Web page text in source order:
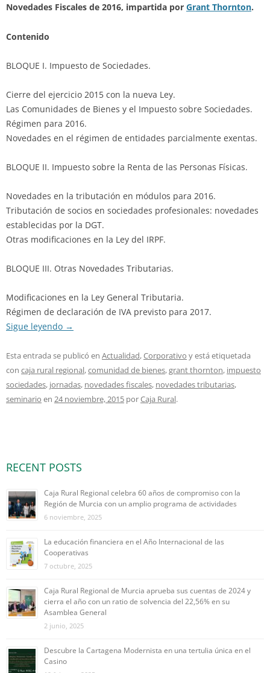
Novedades Fiscales de 2016, impartida por Grant Thornton.
Contenido
BLOQUE I. Impuesto de Sociedades.
Cierre del ejercicio 2015 con la nueva Ley.
Las Comunidades de Bienes y el Impuesto sobre Sociedades.
Régimen para 2016.
Novedades en el régimen de entidades parcialmente exentas.
BLOQUE II. Impuesto sobre la Renta de las Personas Físicas.
Novedades en la tributación en módulos para 2016.
Tributación de socios en sociedades profesionales: novedades
establecidas por la DGT.
Otras modificaciones en la Ley del IRPF.
BLOQUE III. Otras Novedades Tributarias.
Modificaciones en la Ley General Tributaria.
Régimen de declaración de IVA previsto para 2017.
Sigue leyendo →
Esta entrada se publicó en Actualidad,Corporativo y está etiquetada
con caja rural regional,comunidad de bienes,grant thornton, impuesto
sociedades, jornadas, novedades fiscales, novedades tributarias,
seminario en 24 noviembre, 2015 porCaja Rural.
RECENT POSTS
Caja Rural Regional celebra 60 años de compromiso con la
Región de Murcia con un amplio programa de actividades
6 noviembre, 2025
La educación financiera en el Año Internacional de las
Cooperativas
7 octubre, 2025
Caja Rural Regional de Murcia aprueba sus cuentas de 2024 y
cierra el año con un ratio de solvencia del 22,56% en su
Asamblea General
2 junio, 2025
Descubre la Cartagena Modernista en una tertulia única en el
Casino